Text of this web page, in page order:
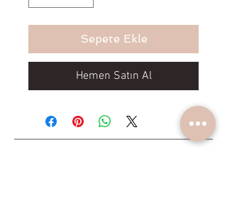
Sepete Ekle
Hemen Satın Al